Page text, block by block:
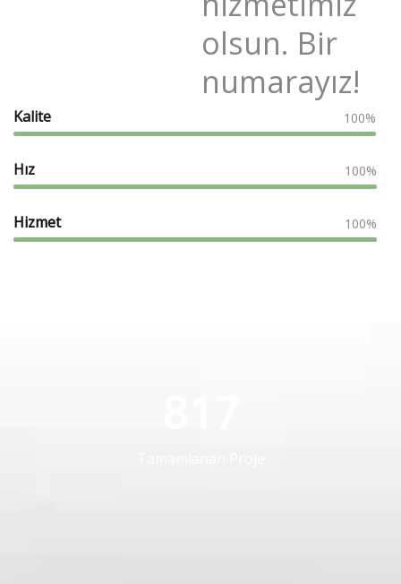
olsun. Bir
numarayız!
Kalite 100%
Hız 100%
Hizmet 100%